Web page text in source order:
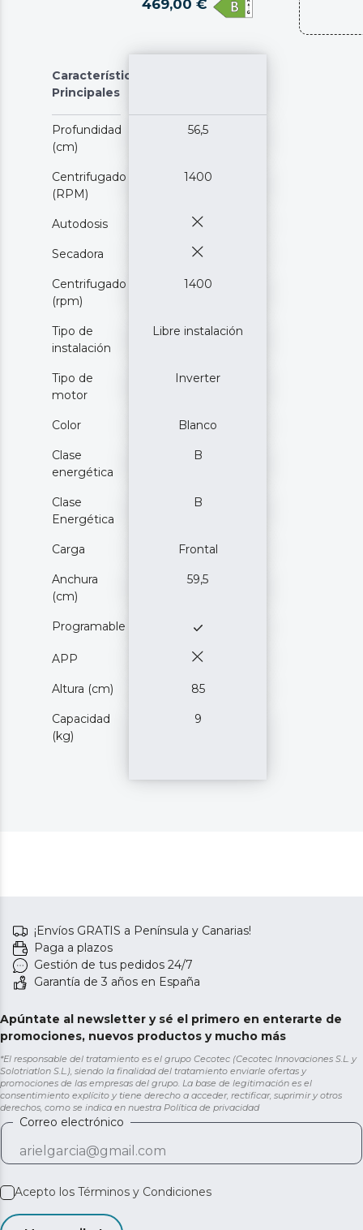
469,00 €
Características
Principales
Profundidad
(cm)
56,5
Centrifugado
(RPM)
1400
Autodosis
Secadora
Centrifugado
(rpm)
1400
Tipo de
instalación
Libre instalación
Tipo de
motor
Inverter
Color Blanco
Clase
energética
B
Clase
Energética
B
Carga Frontal
Anchura
(cm)
59,5
Programable
APP
Altura (cm) 85
Capacidad
(kg)
9
¡Envíos GRATIS a Península y Canarias!
Paga a plazos
Gestión de tus pedidos 24/7
Garantía de 3 años en España
Apúntate al newsletter y sé el primero en enterarte de
promociones, nuevos productos y mucho más
*El responsable del tratamiento es el grupo Cecotec (Cecotec Innovaciones S.L. y
Solotriatlon S.L.), siendo la finalidad del tratamiento enviarle ofertas y
promociones de las empresas del grupo. La base de legitimación es el
consentimiento explícito y tiene derecho a acceder, rectificar, suprimir y otros
derechos, como se indica en nuestra Política de privacidad
Correo electrónico
Acepto los Términos y Condiciones